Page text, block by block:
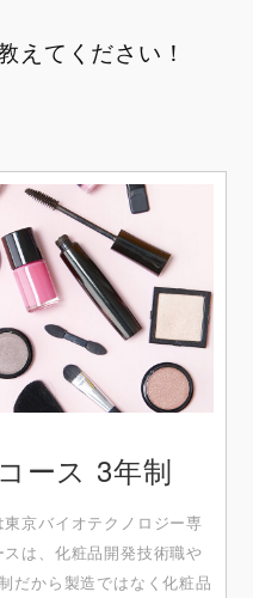
えてください！
ース 3年制
京バイオテクノロジー専
は、化粧品開発技術職や
だから製造ではなく化粧品